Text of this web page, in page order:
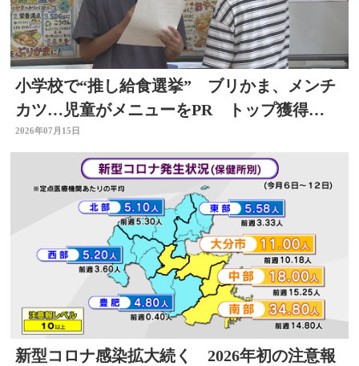
小学校で“推し給食選挙” ブリかま、メンチ
カツ…児童がメニューをPR トップ獲得
は？ 選挙を身近に
2026年07月15日
新型コロナ感染拡大続く 2026年初の注意報